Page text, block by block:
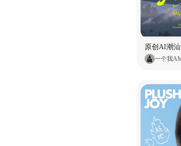
原创AI潮汕
一个我